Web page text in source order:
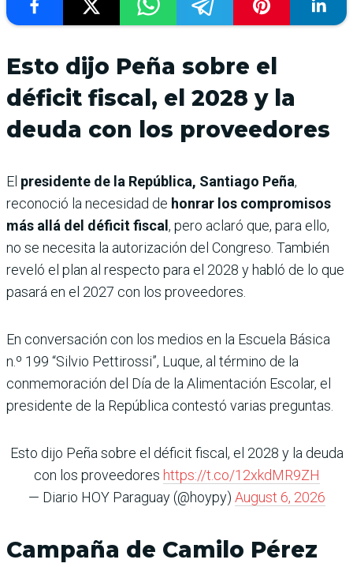
Esto dijo Peña sobre el
déficit fiscal, el 2028 y la
deuda con los proveedores
El presidente de la República, Santiago Peña,
reconoció la necesidad de honrar los compromisos
más allá del déficit fiscal , pero aclaró que, para ello,
no se necesita la autorización del Congreso. También
reveló el plan al respecto para el 2028 y habló de lo que
pasará en el 2027 con los proveedores.
En conversación con los medios en la Escuela Básica
n.º 199 “Silvio Pettirossi”, Luque, al término de la
conmemoración del Día de la Alimentación Escolar, el
presidente de la República contestó varias preguntas.
Esto dijo Peña sobre el déficit fiscal, el 2028 y la deuda
con los proveedores https://t.co/12xkdMR9ZH
— Diario HOY Paraguay (@hoypy) August 6, 2026
Campaña de Camilo Pérez